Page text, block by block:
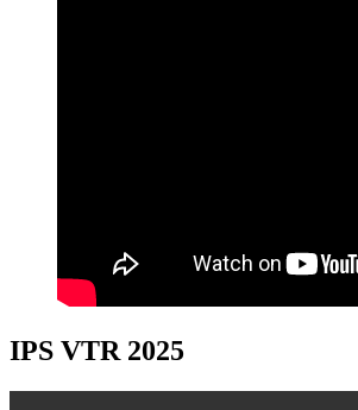
IPS VTR 2025